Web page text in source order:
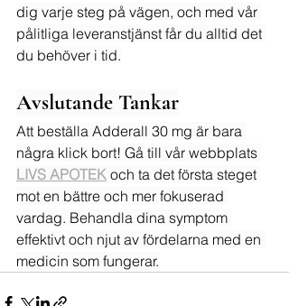
dig varje steg på vägen, och med vår
pålitliga leveranstjänst får du alltid det
du behöver i tid.
Avslutande Tankar
Att beställa Adderall 30 mg är bara
några klick bort! Gå till vår webbplats
LIVS APOTEK och ta det första steget
mot en bättre och mer fokuserad
vardag. Behandla dina symptom
effektivt och njut av fördelarna med en
medicin som fungerar.